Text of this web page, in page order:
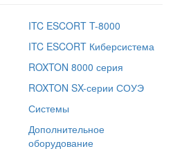
ITC ESCORT T-8000
ITC ESCORT Киберсистема
ROXTON 8000 серия
ROXTON SX-серии СОУЭ
Системы
Дополнительное
оборудование